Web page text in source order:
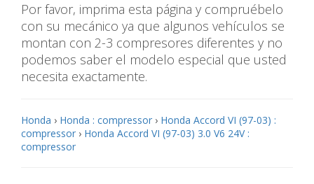
Por favor, imprima esta página y compruébelo
con su mecánico ya que algunos vehículos se
montan con 2-3 compresores diferentes y no
podemos saber el modelo especial que usted
necesita exactamente.
Honda › Honda : compressor › Honda Accord VI (97-03) :
compressor › Honda Accord VI (97-03) 3.0 V6 24V :
compressor